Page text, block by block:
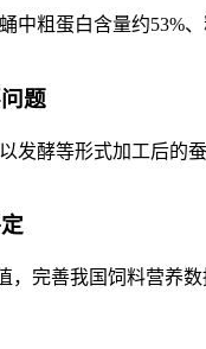
中粗蛋白含量约
题
发酵等形式加工后
完善我国饲料营养